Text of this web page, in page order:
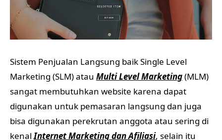
Sistem Penjualan Langsung baik Single Level
Marketing (SLM) atau Multi Level Marketing(MLM)
sangat membutuhkan website karena dapat
digunakan untuk pemasaran langsung dan juga
bisa digunakan perekrutan anggota atau sering di
kenalInternet Marketing dan Afiliasi, selain itu